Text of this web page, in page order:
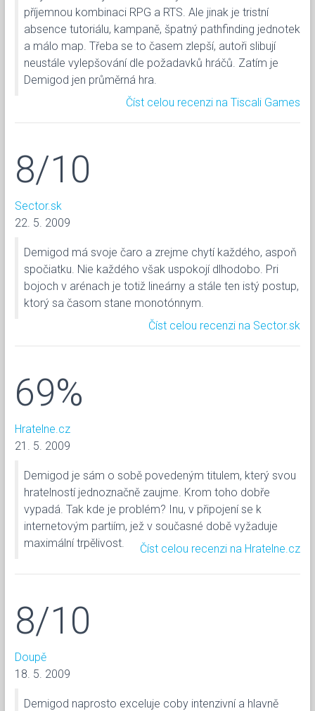
příjemnou kombinaci RPG a RTS. Ale jinak je tristní
absence tutoriálu, kampaně, špatný pathfinding jednotek
a málo map. Třeba se to časem zlepší, autoři slibují
neustále vylepšování dle požadavků hráčů. Zatím je
Demigod jen průměrná hra.
Číst celou recenzi na Tiscali Games
8/10
Sector.sk
22. 5. 2009
Demigod má svoje čaro a zrejme chytí každého, aspoň
spočiatku. Nie každého však uspokojí dlhodobo. Pri
bojoch v arénach je totiž lineárny a stále ten istý postup,
ktorý sa časom stane monotónnym.
Číst celou recenzi na Sector.sk
69%
Hratelne.cz
21. 5. 2009
Demigod je sám o sobě povedeným titulem, který svou
hratelností jednoznačně zaujme. Krom toho dobře
vypadá. Tak kde je problém? Inu, v připojení se k
internetovým partiím, jež v současné době vyžaduje
maximální trpělivost.
Číst celou recenzi na Hratelne.cz
8/10
Doupě
18. 5. 2009
Demigod naprosto exceluje coby intenzivní a hlavně